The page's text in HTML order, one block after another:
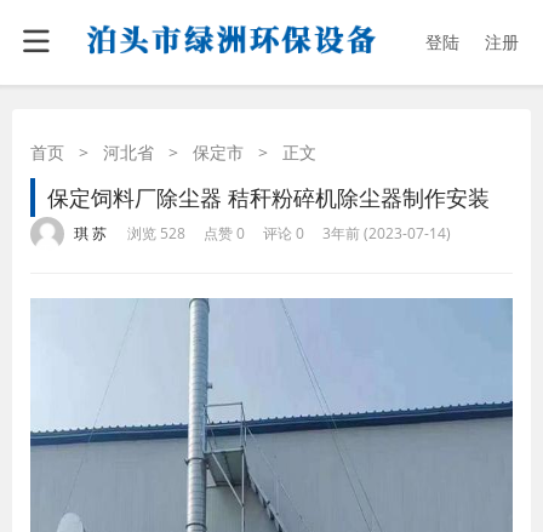
登陆 注册
首页 > 河北省 > 保定市 > 正文
保定饲料厂除尘器 秸秆粉碎机除尘器制作安装
琪 苏 浏览 528 点赞 0 评论 0 3年前 (2023-07-14)